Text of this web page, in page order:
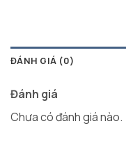
ĐÁNH GIÁ (0)
Đánh giá
Chưa có đánh giá nào.